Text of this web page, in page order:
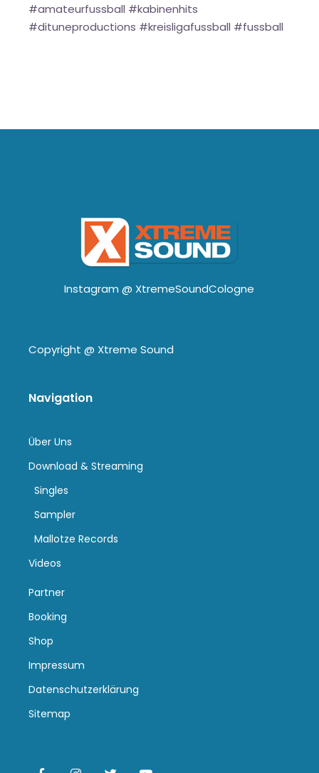
#amateurfussball #kabinenhits
#dituneproductions #kreisligafussball #fussball
Instagram @ XtremeSoundCologne
Copyright @ Xtreme Sound
Navigation
Über Uns
Download & Streaming
Singles
Sampler
Mallotze Records
Videos
Partner
Booking
Shop
Impressum
Datenschutzerklärung
Sitemap